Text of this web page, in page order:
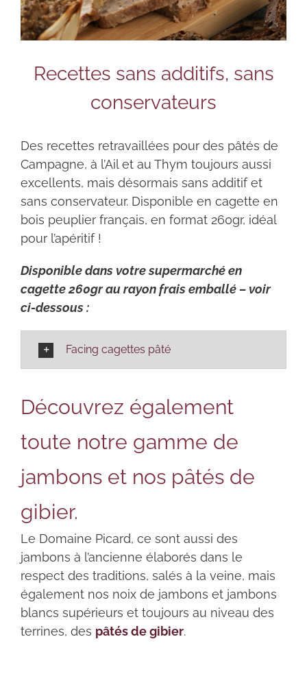
Recettes sans additifs, sans
conservateurs
Des recettes retravaillées pour des pâtés de
Campagne, à l’Ail et au Thym toujours aussi
excellents, mais désormais sans additif et
sans conservateur. Disponible en cagette en
bois peuplier français, en format 260gr, idéal
pour l’apéritif !
Disponible dans votre supermarché en
cagette 260gr au rayon frais emballé – voir
ci-dessous :
Facing cagettes pâté
Découvrez également
toute notre gamme de
jambons et nos pâtés de
gibier.
Le Domaine Picard, ce sont aussi des
jambons à l’ancienne élaborés dans le
respect des traditions, salés à la veine, mais
également nos noix de jambons et jambons
blancs supérieurs et toujours au niveau des
terrines, des pâtés de gibier.